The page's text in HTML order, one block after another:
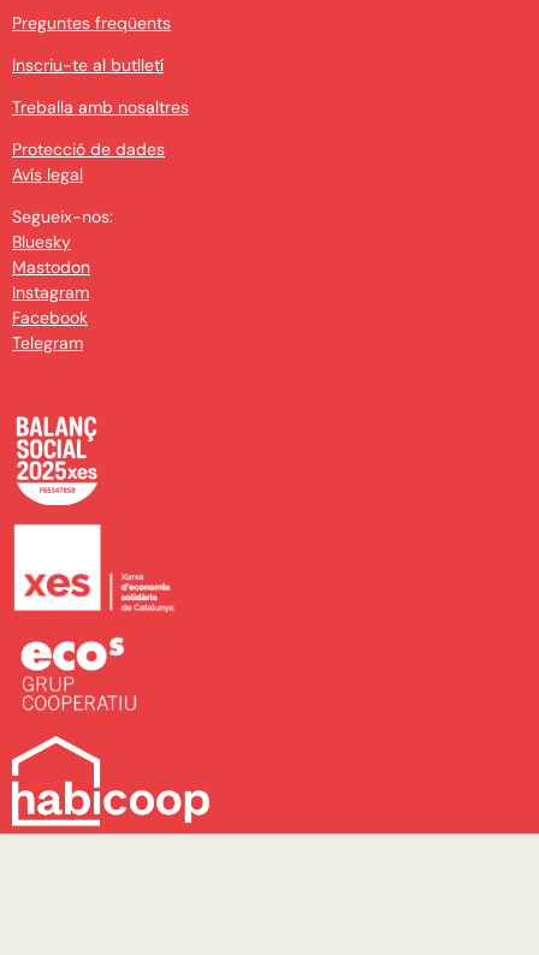
Preguntes freqüents
Inscriu-te al butlletí
Treballa amb nosaltres
Protecció de dades
Avís legal
Segueix-nos:
Bluesky
Mastodon
Instagram
Facebook
Telegram